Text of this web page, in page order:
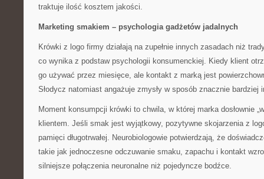
traktuje ilość kosztem jakości.
Marketing smakiem – psychologia gadżetów jadalnych
Krówki z logo firmy działają na zupełnie innych zasadach niż
co wynika z podstaw psychologii konsumenckiej. Kiedy klient
go używać przez miesięce, ale kontakt z marką jest
Słodycz natomiast angażuje zmysły w sposób znacznie bardziej
Moment konsumpcji krówki to chwila, w której marka dosłownie
klientem. Jeśli smak jest wyjątkowy, pozytywne skojarzenia z
pamięci długotrwałej. Neurobiologowie potwierdzają, że
takie jak jednoczesne odczuwanie smaku, zapachu i kontakt
silniejsze połączenia neuronalne niż pojedyncze bodźce.